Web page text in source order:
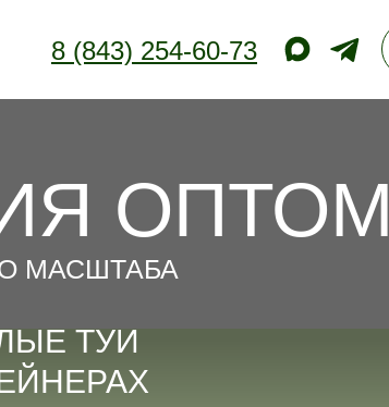
8 (843) 254-60-73
ОПТОМ
МАСШТАБА
ТУИ